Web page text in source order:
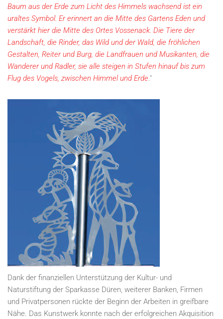
Baum aus der Erde zum Licht des Himmels wachsend ist ein
uraltes Symbol. Er erinnert an die Mitte des Gartens Eden und
verstärkt hier die Mitte des Ortes Vossenack. Die Tiere der
Landschaft, die Rinder, das Wild und der Wald, die fröhlichen
Gestalten, Reiter und Burg, die Landfrauen und Musikanten, die
Wanderer und Radler, sie alle steigen in Stufen hinauf bis zum
Flug des Vogels, zwischen Himmel und Erde."
Dank der finanziellen Unterstützung der Kultur- und
Naturstiftung der Sparkasse Düren, weiterer Banken, Firmen
und Privatpersonen rückte der Beginn der Arbeiten in greifbare
Nähe. Das Kunstwerk konnte nach der erfolgreichen Akquisition